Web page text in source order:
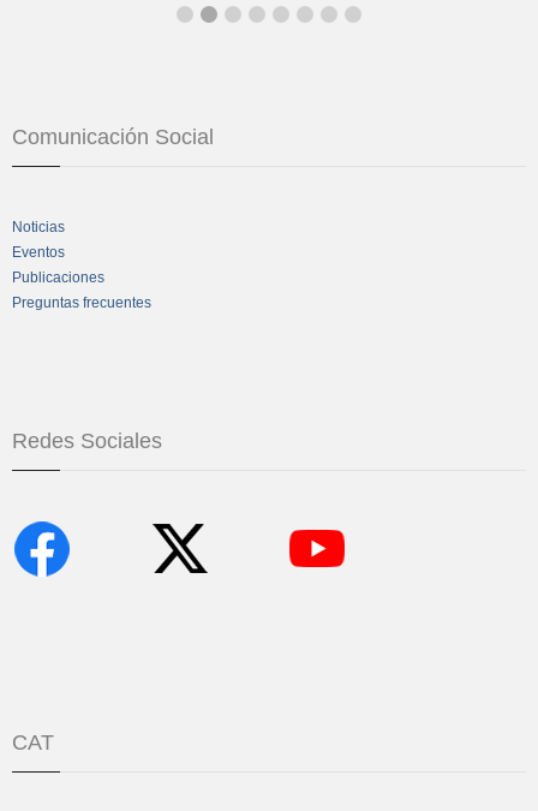
Comunicación Social
Noticias
Eventos
Publicaciones
Preguntas frecuentes
Redes Sociales
CAT